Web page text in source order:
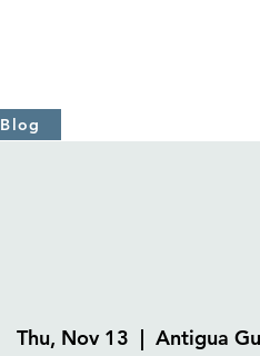
Blog
Thu, Nov 13
  |
Antigua